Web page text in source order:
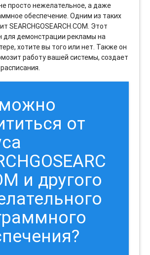
просто нежелательное, а даже
обеспечение. Одним из таких
SEARCHGOSEARCH.COM. Этот
для демонстрации рекламы на
хотите вы того или нет. Также он
работу вашей системы, создает
от
и другого